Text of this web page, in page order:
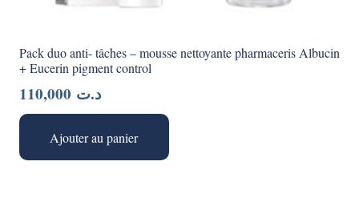
Pack duo anti- tâches – mousse nettoyante pharmaceris Albucin
+ Eucerin pigment control
د.ت
Ajouter au panier